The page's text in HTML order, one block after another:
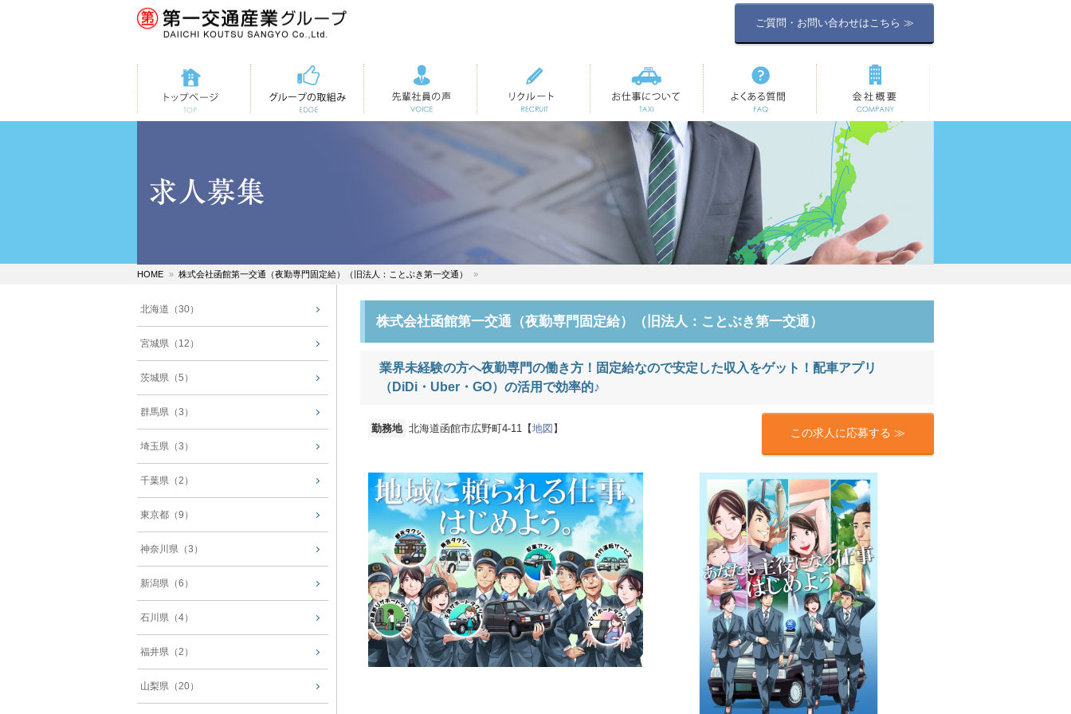
ご質問・お問い合わせはこちら ≫
トップページ 第一交通の取組み 先輩社員の声 リクルート お仕事について よくある質問 会社概要
HOME 株式会社函館第一交通（夜勤専門固定給）（旧法人：ことぶき第一交通）
株式会社函館第一交通（夜勤専門固定給）（旧法人：ことぶき第一交通）
業界未経験の方へ夜勤専門の働き方！固定給なので安定した収入をゲット！配車アプリ
（DiDi・Uber・GO）の活用で効率的♪
勤務地 北海道函館市広野町4-11【地図 】 この求人に応募する ≫
北海道（30）
宮城県（12）
茨城県（5）
群馬県（3）
埼玉県（3）
千葉県（2）
東京都（9）
神奈川県（3）
新潟県（6）
石川県（4）
福井県（2）
山梨県（20）